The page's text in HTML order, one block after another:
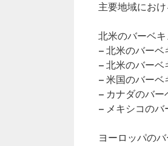
主要地域にお
北米のバーベ
– 北米のバーベ
– 北米のバーベ
– 米国のバー
– カナダのバ
– メキシコの
ヨーロッパの